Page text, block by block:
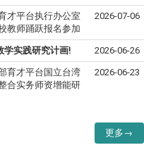
才平台执行办公室
教师踊跃报名参加
2026-07-06
学实践研究计画! 2026-06-26
育才平台国立台湾
合实务师资增能研
2026-06-23
更多→